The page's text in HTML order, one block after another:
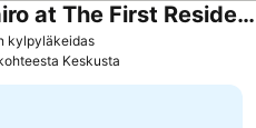
kylpyläkeidas
Four Seasons Hotel Cairo at The First Residence
Keskusta